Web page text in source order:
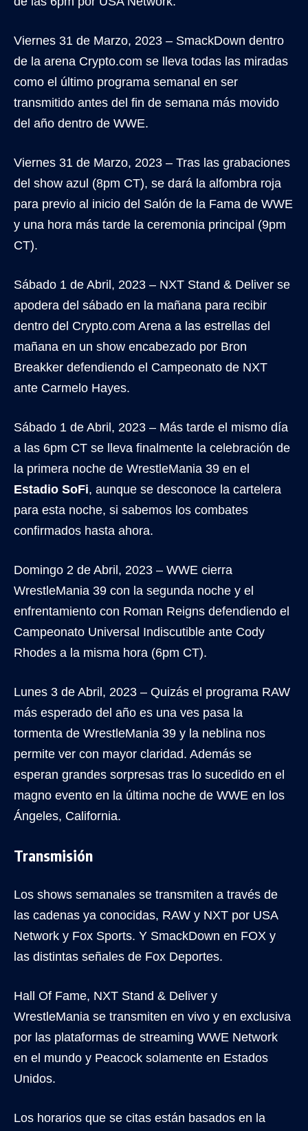
Viernes 31 de Marzo, 2023 – SmackDown dentro
de la arena Crypto.com se lleva todas las miradas
como el último programa semanal en ser
transmitido antes del fin de semana más movido
del año dentro de WWE.
Viernes 31 de Marzo, 2023 – Tras las grabaciones
del show azul (8pm CT), se dará la alfombra roja
para previo al inicio del Salón de la Fama de WWE
y una hora más tarde la ceremonia principal (9pm
CT).
Sábado 1 de Abril, 2023 – NXT Stand & Deliver se
apodera del sábado en la mañana para recibir
dentro del Crypto.com Arena a las estrellas del
mañana en un show encabezado por Bron
Breakker defendiendo el Campeonato de NXT
ante Carmelo Hayes.
Sábado 1 de Abril, 2023 – Más tarde el mismo día
a las 6pm CT se lleva finalmente la celebración de
la primera noche de WrestleMania 39 en el
Estadio SoFi, aunque se desconoce la cartelera
para esta noche, si sabemos los combates
confirmados hasta ahora.
Domingo 2 de Abril, 2023 – WWE cierra
WrestleMania 39 con la segunda noche y el
enfrentamiento con Roman Reigns defendiendo el
Campeonato Universal Indiscutible ante Cody
Rhodes a la misma hora (6pm CT).
Lunes 3 de Abril, 2023 – Quizás el programa RAW
más esperado del año es una ves pasa la
tormenta de WrestleMania 39 y la neblina nos
permite ver con mayor claridad. Además se
esperan grandes sorpresas tras lo sucedido en el
magno evento en la última noche de WWE en los
Ángeles, California.
Transmisión
Los shows semanales se transmiten a través de
las cadenas ya conocidas, RAW y NXT por USA
Network y Fox Sports. Y SmackDown en FOX y
las distintas señales de Fox Deportes.
Hall Of Fame, NXT Stand & Deliver y
WrestleMania se transmiten en vivo y en exclusiva
por las plataformas de streaming WWE Network
en el mundo y Peacock solamente en Estados
Unidos.
Los horarios que se citas están basados en la